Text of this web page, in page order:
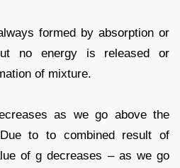
formed by absorption or
no energy is released or
of mixture.
as we go above the
to to combined result of
of g decreases – as we go